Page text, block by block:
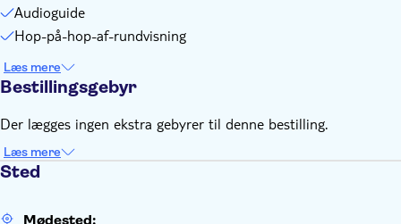
Audioguide
Hop-på-hop-af-rundvisning
Læs mere
Bestillingsgebyr
Der lægges ingen ekstra gebyrer til denne bestilling.
Læs mere
Sted
Mødested: